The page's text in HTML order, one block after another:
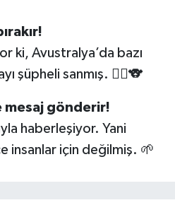
ki, Avustralya’da bazı
şüpheli sanmış. 👮‍♂🐨
mesaj gönderir!
haberleşiyor. Yani
insanlar için değilmiş. 🌱